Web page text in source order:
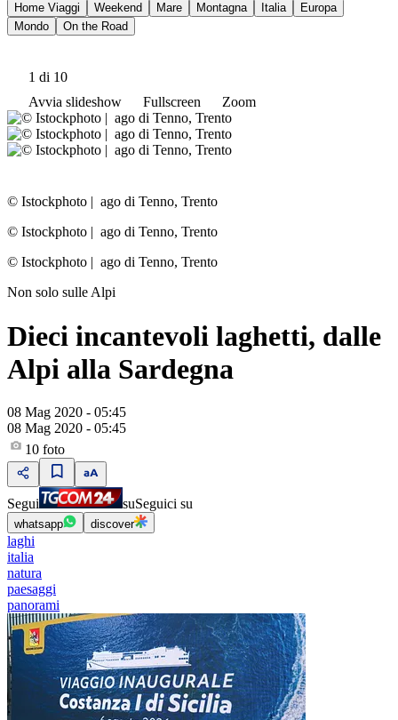
Home Viaggi Weekend Mare Montagna Italia
Europa
Mondo
On the Road
1 di 10
Avvia slideshow
Fullscreen Zoom
© Istockphoto | ago di Tenno, Trento
© Istockphoto | ago di Tenno, Trento
© Istockphoto | ago di Tenno, Trento
Non solo sulle Alpi
Dieci incantevoli laghetti, dalle
Alpi alla Sardegna
08 Mag 2020 - 05:45
08 Mag 2020 - 05:45
10 foto
Segui suSeguici su
whatsapp discover
laghi
italia
natura
paesaggi
panorami